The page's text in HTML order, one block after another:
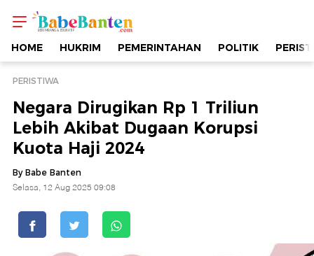
Negara
Dirugikan
Rp
1
Triliun
Lebih
Akibat
HOME HUKRIM PEMERINTAHAN POLITIK
PERISTIWA
Negara Dirugikan Rp 1 Triliun
Lebih Akibat Dugaan Korupsi
Kuota Haji 2024
By Babe Banten
Selasa, 12 Aug 2025 09:08